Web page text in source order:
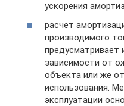
ускорения
расчет
производимого
предусматривает
зависимости от
объекта или же
использования.
эксплуатации